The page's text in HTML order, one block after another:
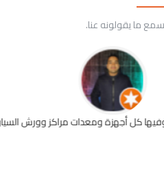
ما يقولونه عنا.
ومعدات مراكز وورش السيارات